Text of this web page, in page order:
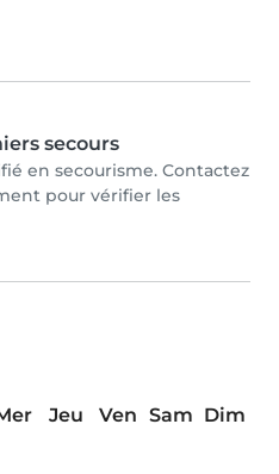
secours
en secourisme. Contactez
pour vérifier les
Jeu Ven Sam Dim